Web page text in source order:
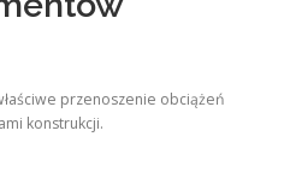
przenoszenie obciążeń
konstrukcji.